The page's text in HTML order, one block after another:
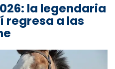
la legendaria
regresa a las